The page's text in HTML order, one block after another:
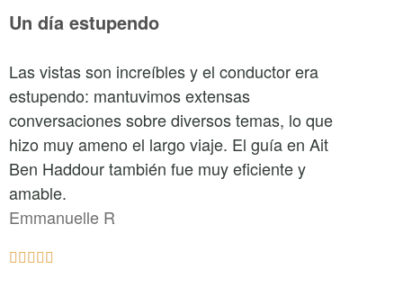
Un día estupendo
Las vistas son increíbles y el conductor era
estupendo: mantuvimos extensas
conversaciones sobre diversos temas, lo que
hizo muy ameno el largo viaje. El guía en Ait
Ben Haddour también fue muy eficiente y
amable.
Emmanuelle R
    